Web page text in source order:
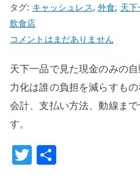
タグ: キャッシュレス,外食, 天下
飲食店
天
一
品
の
自
支
払
コメントはまだありません
天下一品で見た現金のみの
力化は誰の負担を減らすもの
会計、支払い方法、動線ま
す。
T